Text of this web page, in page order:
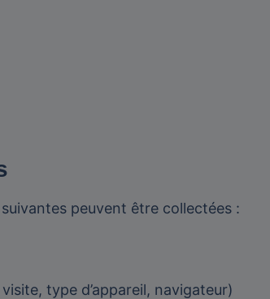
peuvent être collectées :
type d’appareil, navigateur)